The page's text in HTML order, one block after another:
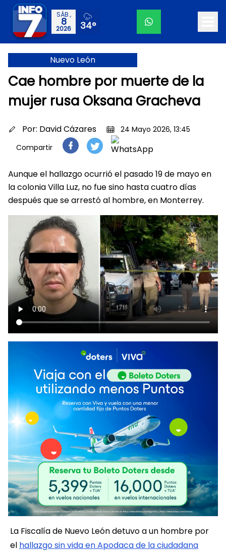
SÁB.,
8
2026 34°
Nuevo León
Cae hombre por muerte de la
mujer rusa Oksana Gracheva
Por: David Cázares
24 Mayo 2026, 13:45
Compartir
Aunque el hallazgo ocurrió el pasado 19 de mayo en
la colonia Villa Luz, no fue sino hasta cuatro días
después que se arrestó al hombre, en Monterrey.
La Fiscalía de Nuevo León detuvo a un hombre por
el hallazgo sin vida en Apodaca de la ciudadana